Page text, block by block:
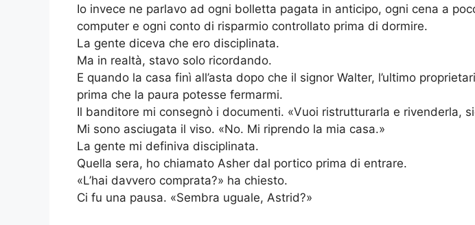
Io invece ne parlavo ad ogni bolletta pagata in anticipo, ogni cena a
computer e ogni conto di risparmio controllato prima di dormire.
La gente diceva che ero disciplinata.
Ma in realtà, stavo solo ricordando.
E quando la casa finì all’asta dopo che il signor Walter, l’ultimo
prima che la paura potesse fermarmi.
Il banditore mi consegnò i documenti. «Vuoi ristrutturarla e rivenderla,
Mi sono asciugata il viso. «No. Mi riprendo la mia casa.»
La gente mi definiva disciplinata.
Quella sera, ho chiamato Asher dal portico prima di entrare.
«L’hai davvero comprata?» ha chiesto.
Ci fu una pausa. «Sembra uguale, Astrid?»